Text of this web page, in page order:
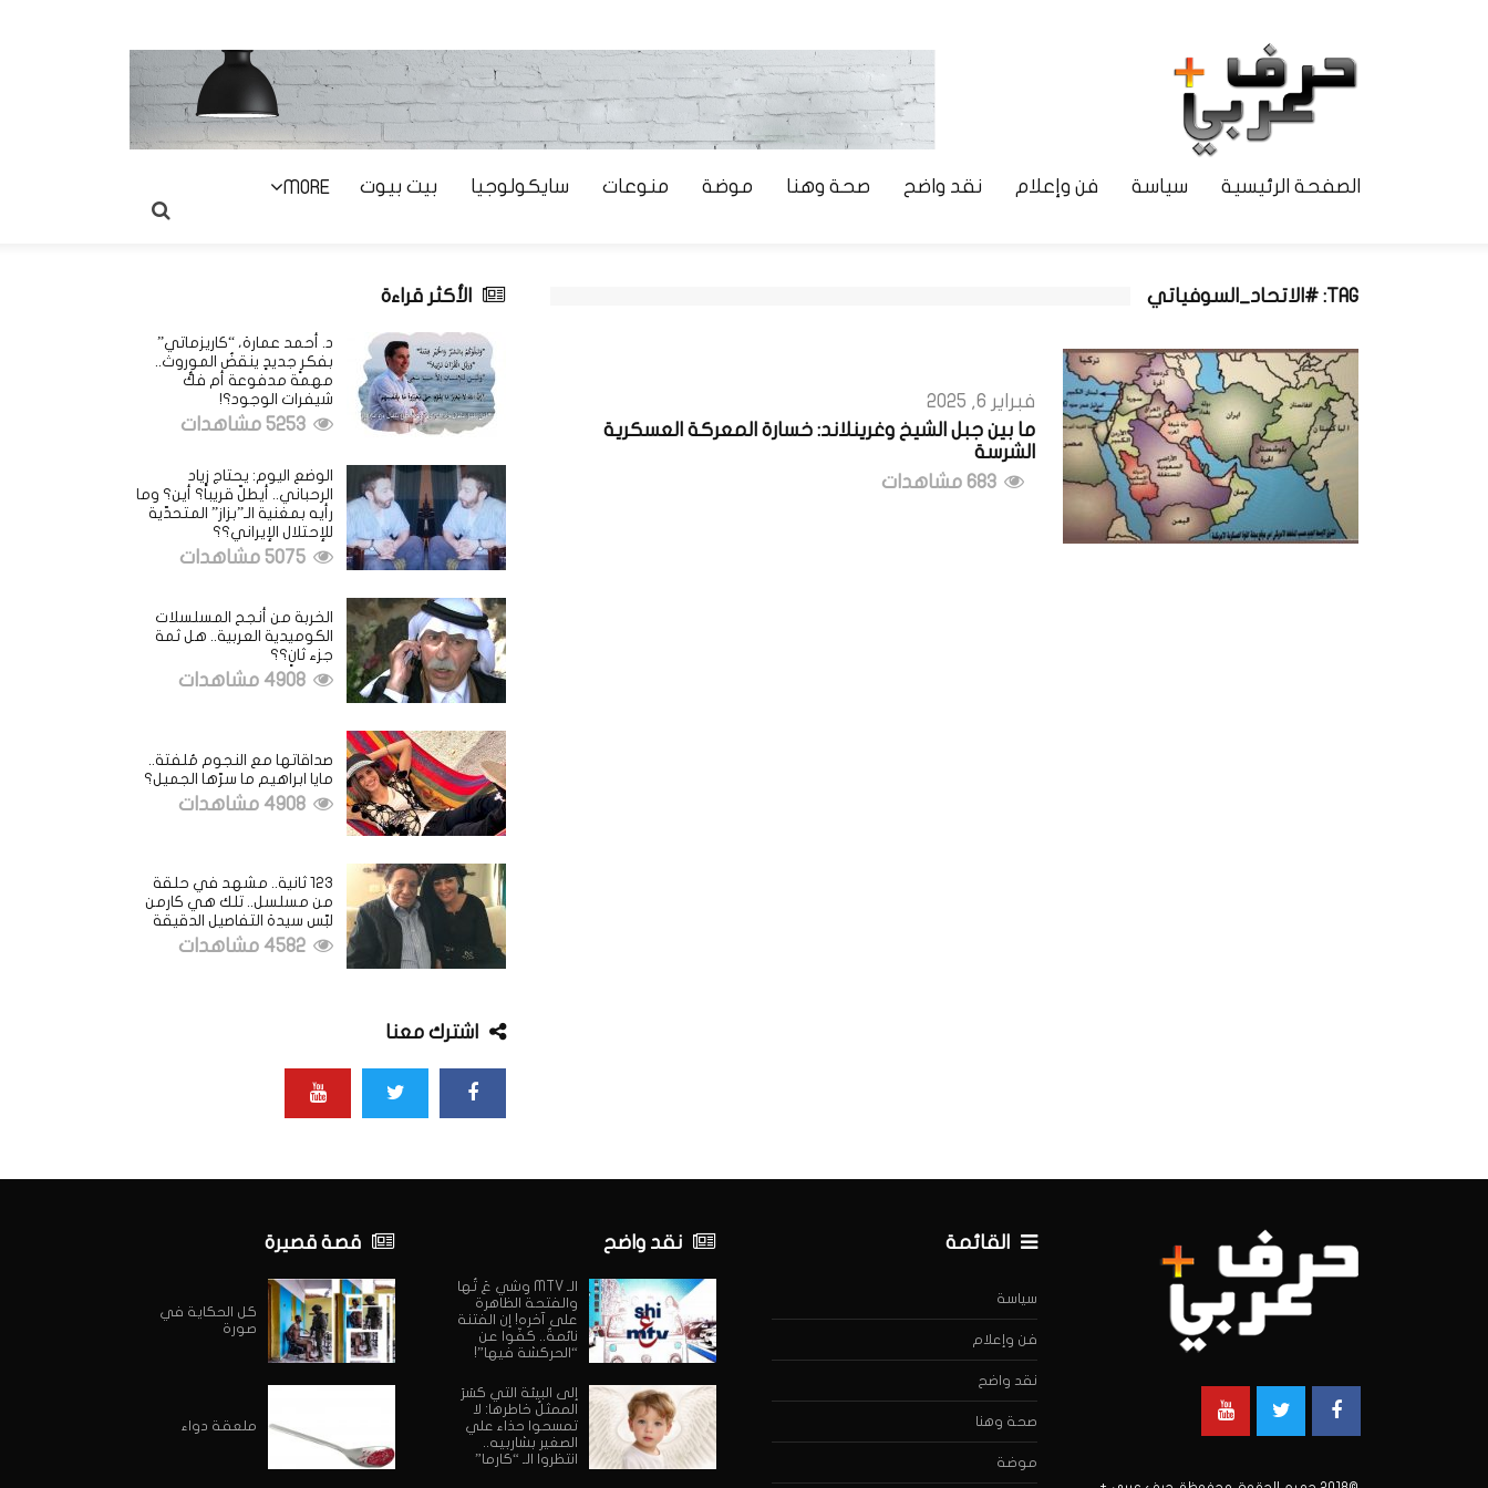
الصفحة الرئيسية سياسة فن وإعلام نقد واضح صحة وهنا موضة منوعات سايكولوجيا بيت بيوت MORE
TAG: #الاتحاد_السوفياتي
فبراير 6, 2025
ما بين جبل الشيخ وغرينلاند: خسارة المعركة العسكرية
الشرسة
الأكثر قراءة
د. أحمد عمارة، “كاريزماتي”
بفكرٍ جديدٍ ينقضُ الموروث..
مهمة مدفوعة أم فكُّ
شيفرات الوجود؟!
الوضع اليوم: يحتاج زياد
الرحباني.. أيطلّ قريباً؟ أين؟ وما
رأيه بمغنية الـ”بزاز” المتحدّية
للإحتلال الإيراني؟؟
الخربة من أنجح المسلسلات
الكوميدية العربية.. هل ثمة
جزء ثانٍ؟؟
صداقاتها مع النجوم مُلفتة..
مايا ابراهيم ما سرّها الجميل؟
123 ثانية.. مشهد في حلقة
من مسلسل.. تلك هي كارمن
لبّس سيدة التفاصيل الدقيقة
اشترك معنا
القائمة
سياسة
فن وإعلام
نقد واضح
صحة وهنا
موضة
نقد واضح
الـ MTV وشي عَ تُها
والفتحة الظاهرة
على آخره! إن الفتنة
نائمةٌ.. كفّوا عن
“الحركشة فيها”!
إلى البيئة التي كسَرَ
الممثلُ خاطرها: لا
تمسحوا حذاء علي
الصغير بشاربيه..
انتظروا الـ “كارما”
قصة قصيرة
كل الحكاية في
صورة
ملعقة دواء